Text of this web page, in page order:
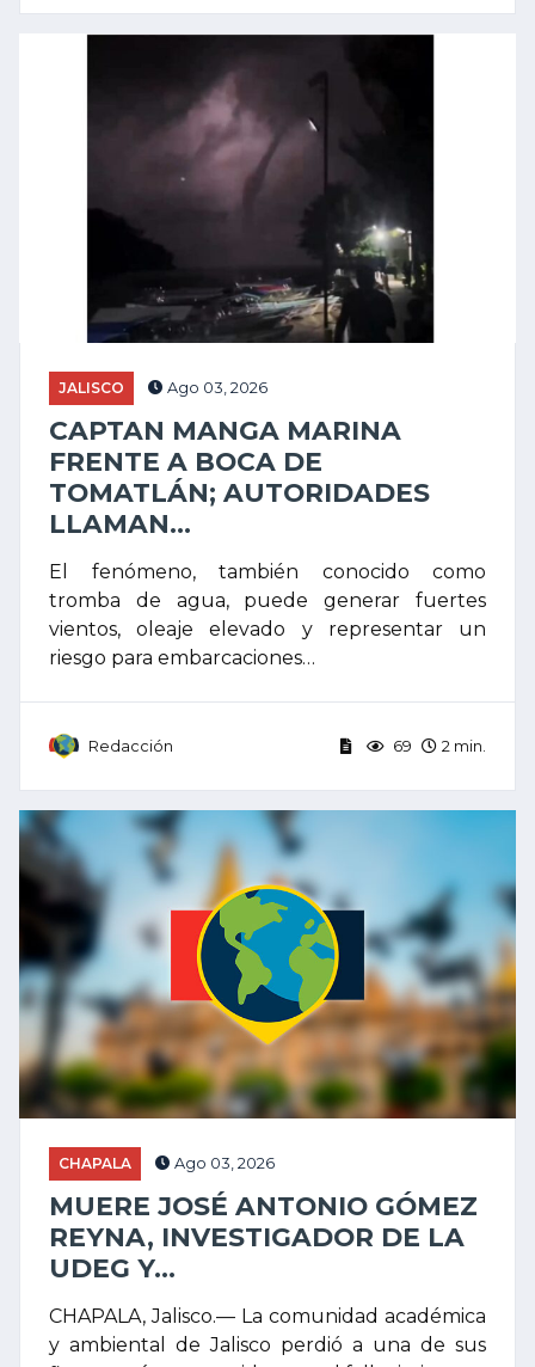
JALISCO Ago 03, 2026
CAPTAN MANGA MARINA
FRENTE A BOCA DE
TOMATLÁN; AUTORIDADES
LLAMAN...
El fenómeno, también conocido como
tromba de agua, puede generar fuertes
vientos, oleaje elevado y representar un
riesgo para embarcaciones…
Redacción 69 2 min.
CHAPALA Ago 03, 2026
MUERE JOSÉ ANTONIO GÓMEZ
REYNA, INVESTIGADOR DE LA
UDEG Y...
CHAPALA, Jalisco.— La comunidad académica
y ambiental de Jalisco perdió a una de sus